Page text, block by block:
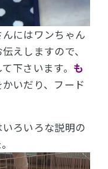
にはワンちゃん
えしますので、
下さいます。 も
いだり、フード
いろいろな説明の